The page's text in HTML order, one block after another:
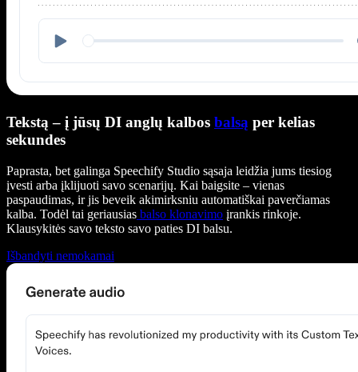
Tekstą – į jūsų DI anglų kalbos balsą per kelias
sekundes
Paprasta, bet galinga Speechify Studio sąsaja leidžia jums tiesiog
įvesti arba įklijuoti savo scenarijų. Kai baigsite – vienas
paspaudimas, ir jis beveik akimirksniu automatiškai paverčiamas
kalba. Todėl tai geriausias balso klonavimo įrankis rinkoje.
Klausykitės savo teksto savo paties DI balsu.
Išbandyti nemokamai